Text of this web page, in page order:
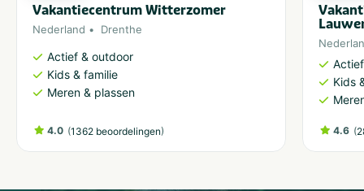
Vakantiecentrum Witterzomer
Nederland Drenthe
Actief & outdoor
Kids & familie
Meren & plassen
4.0 (1362 beoordelingen)
Kids
4.6 (